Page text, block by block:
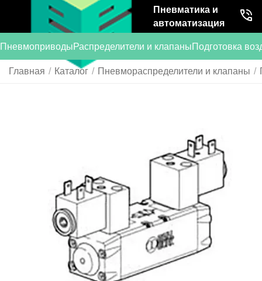
Пневматика и
автоматизация
ПневмоприводыРаспределители и клапаныПодготовка
Главная / Каталог / Пневмораспределители и клапаны /